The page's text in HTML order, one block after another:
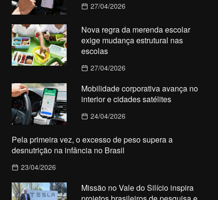
27/04/2026
Nova regra da merenda escolar
exige mudança estrutural nas
escolas
27/04/2026
Mobilidade corporativa avança no
interior e cidades satélites
24/04/2026
Pela primeira vez, o excesso de peso supera a
desnutrição na infância no Brasil
23/04/2026
Missão no Vale do Silício inspira